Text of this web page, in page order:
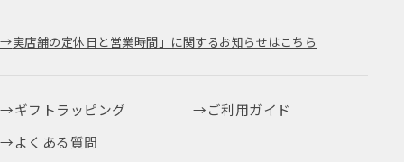
実店舗の定休日と営業時間」に関するお知らせはこちら
ギフトラッピング
ご利用ガイド
よくある質問